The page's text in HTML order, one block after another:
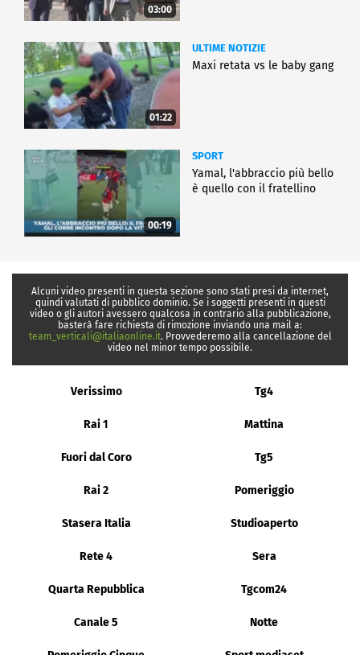
03:00
01:22
ULTIME NOTIZIE
Maxi retata vs le baby gang
00:19
SPORT
Yamal, l'abbraccio più bello
è quello con il fratellino
Alcuni video presenti in questa sezione sono stati presi da internet,
quindi valutati di pubblico dominio. Se i soggetti presenti in questi
video o gli autori avessero qualcosa in contrario alla pubblicazione,
basterà fare richiesta di rimozione inviando una mail a:
team_verticali@italiaonline.it. Provvederemo alla cancellazione del
video nel minor tempo possibile.
Verissimo Tg4
Rai 1 Mattina
Fuori dal Coro Tg5
Rai 2 Pomeriggio
Stasera Italia Studioaperto
Rete 4 Sera
Quarta Repubblica Tgcom24
Canale 5 Notte